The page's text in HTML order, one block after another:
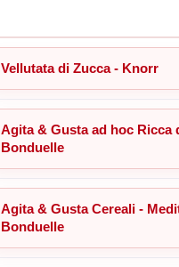
Vellutata di Zucca - Knorr
Agita & Gusta ad hoc Ricca
Bonduelle
Agita & Gusta Cereali -
Bonduelle